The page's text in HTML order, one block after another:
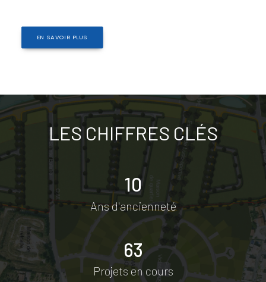
EN SAVOIR PLUS
LES CHIFFRES CLÉS
10
Ans d'ancienneté
63
Projets en cours